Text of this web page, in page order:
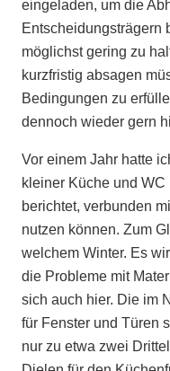
eingeladen, um die
Entscheidungsträgern
möglichst gering zu
kurzfristig absagen
Bedingungen zu
dennoch wieder gern
Vor einem Jahr hatte
kleiner Küche und
berichtet, verbunden
nutzen können. Zum
welchem Winter. Es
die Probleme mit
sich auch hier. Die im
für Fenster und Türen
nur zu etwa zwei